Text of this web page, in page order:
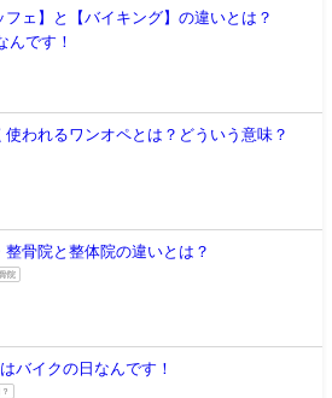
フェ】と【バイキング】の違いとは？
んです！
使われるワンオペとは？どういう意味？
整骨院と整体院の違いとは？
院
バイクの日なんです！